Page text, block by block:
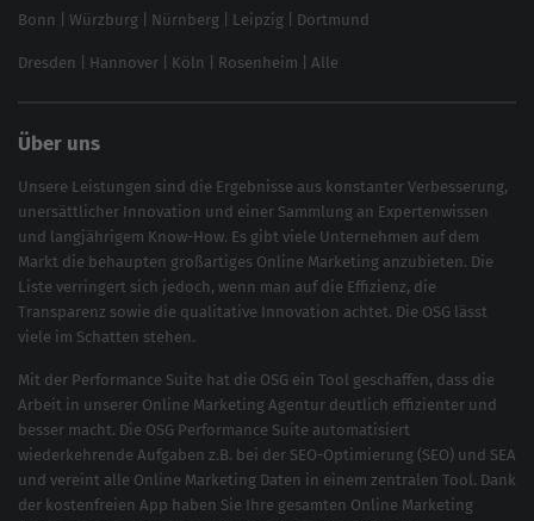
Brand Monitoring 2025
Bonn Würzburg Nürnberg Leipzig Dortmund
Dresden Hannover Köln Rosenheim Alle
Über uns
Unsere Leistungen sind die Ergebnisse aus konstanter Verbesserung,
unersättlicher Innovation und einer Sammlung an Expertenwissen
und langjährigem Know-How. Es gibt viele Unternehmen auf dem
Markt die behaupten großartiges Online Marketing anzubieten. Die
Liste verringert sich jedoch, wenn man auf die Effizienz, die
Transparenz sowie die qualitative Innovation achtet. Die OSG lässt
viele im Schatten stehen.
Mit der Performance Suite hat die OSG ein Tool geschaffen, dass die
Arbeit in unserer Online Marketing Agentur deutlich effizienter und
besser macht. Die OSG Performance Suite automatisiert
wiederkehrende Aufgaben z.B. bei der SEO-Optimierung (SEO) und SEA
und vereint alle Online Marketing Daten in einem zentralen Tool. Dank
der kostenfreien App haben Sie Ihre gesamten Online Marketing